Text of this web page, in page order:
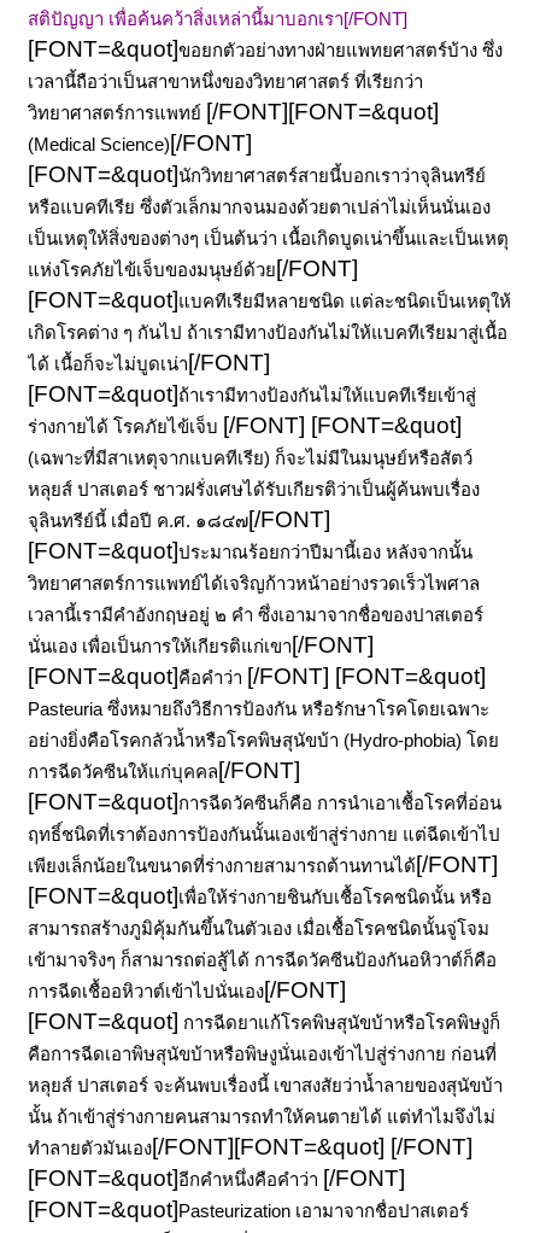
สติปัญญา เพื่อค้นคว้าสิ่งเหล่านี้มาบอกเรา[/FONT]
[FONT=&quot]ขอยกตัวอย่างทางฝ่ายแพทยศาสตร์บ้าง ซึ่ง
เวลานี้ถือว่าเป็นสาขาหนึ่งของวิทยาศาสตร์ ที่เรียกว่า
วิทยาศาสตร์การแพทย์ [/FONT] [FONT=&quot]
(Medical Science) [/FONT]
[FONT=&quot]นักวิทยาศาสตร์สายนี้บอกเราว่าจุลินทรีย์
หรือแบคทีเรีย ซึ่งตัวเล็กมากจนมองด้วยตาเปล่าไม่เห็นนั่นเอง
เป็นเหตุให้สิ่งของต่างๆ เป็นต้นว่า เนื้อเกิดบูดเน่าขึ้นและเป็นเหตุ
แห่งโรคภัยไข้เจ็บของมนุษย์ด้วย [/FONT]
[FONT=&quot]แบคทีเรียมีหลายชนิด แต่ละชนิดเป็นเหตุให้
เกิดโรคต่าง ๆ กันไป ถ้าเรามีทางป้องกันไม่ให้แบคทีเรียมาสู่เนื้อ
ได้ เนื้อก็จะไม่บูดเน่า [/FONT]
[FONT=&quot]ถ้าเรามีทางป้องกันไม่ให้แบคทีเรียเข้าสู่
ร่างกายได้ โรคภัยไข้เจ็บ [/FONT] [FONT=&quot]
(เฉพาะที่มีสาเหตุจากแบคทีเรีย) ก็จะไม่มีในมนุษย์หรือสัตว์
หลุยส์ ปาสเตอร์ ชาวฝรั่งเศษได้รับเกียรติว่าเป็นผู้ค้นพบเรื่อง
จุลินทรีย์นี้ เมื่อปี ค.ศ. ๑๘๔๗[/FONT]
[FONT=&quot]ประมาณร้อยกว่าปีมานี้เอง หลังจากนั้น
วิทยาศาสตร์การแพทย์ได้เจริญก้าวหน้าอย่างรวดเร็วไพศาล
เวลานี้เรามีคำอังกฤษอยู่ ๒ คำ ซึ่งเอามาจากชื่อของปาสเตอร์
นั่นเอง เพื่อเป็นการให้เกียรติแก่เขา [/FONT]
[FONT=&quot]คือคำว่า [/FONT] [FONT=&quot]
Pasteuria ซึ่งหมายถึงวิธีการป้องกัน หรือรักษาโรคโดยเฉพาะ
อย่างยิ่งคือโรคกลัวน้ำหรือโรคพิษสุนัขบ้า (Hydro-phobia)โดย
การฉีดวัคซีนให้แก่บุคคล [/FONT]
[FONT=&quot]การฉีดวัคซีนก็คือ การนำเอาเชื้อโรคที่อ่อน
ฤทธิ์ชนิดที่เราต้องการป้องกันนั้นเองเข้าสู่ร่างกาย แต่ฉีดเข้าไป
เพียงเล็กน้อยในขนาดที่ร่างกายสามารถต้านทานได้ [/FONT]
[FONT=&quot]เพื่อให้ร่างกายชินกับเชื้อโรคชนิดนั้น หรือ
สามารถสร้างภูมิคุ้มกันขึ้นในตัวเอง เมื่อเชื้อโรคชนิดนั้นจู่โจม
เข้ามาจริงๆ ก็สามารถต่อสู้ได้ การฉีดวัคซีนป้องกันอหิวาต์ก็คือ
การฉีดเชื้ออหิวาต์เข้าไปนั่นเอง[/FONT]
[FONT=&quot] การฉีดยาแก้โรคพิษสุนัขบ้าหรือโรคพิษงูก็
คือการฉีดเอาพิษสุนัขบ้าหรือพิษงูนั่นเองเข้าไปสู่ร่างกาย ก่อนที่
หลุยส์ ปาสเตอร์ จะค้นพบเรื่องนี้ เขาสงสัยว่าน้ำลายของสุนัขบ้า
นั้น ถ้าเข้าสู่ร่างกายคนสามารถทำให้คนตายได้ แต่ทำไมจึงไม่
ทำลายตัวมันเอง[/FONT] [FONT=&quot] [/FONT]
[FONT=&quot]อีกคำหนึ่งคือคำว่า [/FONT]
[FONT=&quot]Pasteurization เอามาจากชื่อปาสเตอร์